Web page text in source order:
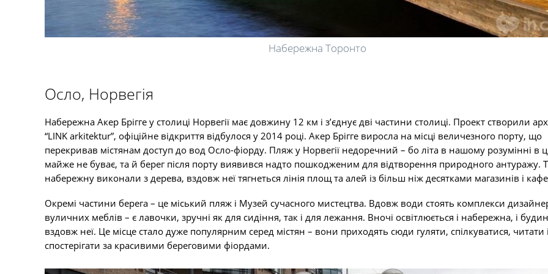
Набережна Торонто
Осло, Норвегія
Набережна Акер Брігге у столиці Норвегії має довжину 12 км і з’єднує дві частини столиці. Проект створили
“LINK arkitektur”, офіційне відкриття відбулося у 2014 році. Акер Брігге виросла на місці величезного порту, що
перекривав містянам доступ до вод Осло-фіорду. Пляж у Норвегії недоречний – бо літа в нашому розумінні в
майже не буває, та й берег після порту виявився надто пошкодженим для відтворення природного антуражу.
набережну виконали з дерева, вздовж неї тягнеться лінія площ та алей із більш ніж десятками магазинів і
Окремі частини берега – це міський пляж і Музей сучасного мистецтва. Вдовж води стоять комплекси
вуличних меблів – є лавочки, зручні як для сидіння, так і для лежання. Вночі освітлюється і набережна, і
вздовж неї. Це місце стало дуже популярним серед містян – вони приходять сюди гуляти, спілкуватися, читати
спостерігати за красивими береговими фіордами.